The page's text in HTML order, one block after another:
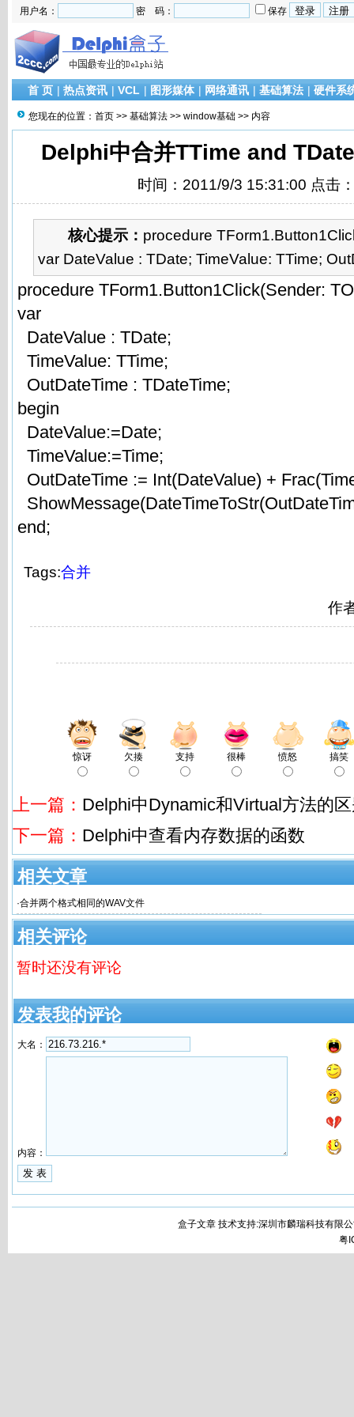
用户名： 密 码： 保存
首 页 | 热点资讯 | VCL | 图形媒体 | 网络通讯 | 基础算法 | 硬件系
您现在的位置： 首页 >> 基础算法 >> window基础 >> 内容
Delphi中合并TTime and
时间：2011/9/3 15:31:00 点击
核心提示： procedure
var DateValue : TDate; TimeValue: TTime;
procedure TForm1.Button1Click(Sender:
var
DateValue : TDate;
TimeValue: TTime;
OutDateTime : TDateTime;
begin
DateValue:=Date;
TimeValue:=Time;
OutDateTime := Int(DateValue) +
end;
Tags:合并
作
惊讶 欠揍 支持 很棒 愤怒 搞笑
上一篇： Delphi中Dynamic和Virtual方法的
下一篇： Delphi中查看内存数据的函数
相关文章
·合并两个格式相同的WAV文件
相关评论
暂时还没有评论
发表我的评论
大名：
内容：
盒子文章 技术支持:深圳市麟瑞科技有限
粤